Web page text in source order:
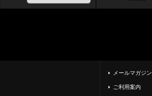
メールマガジン
ご利用案内